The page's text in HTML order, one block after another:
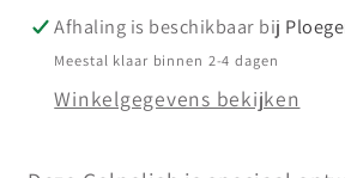
05
05
Afhaling is beschikbaar bij
Meestal klaar binnen 2-4 dagen
Winkelgegevens bekijken